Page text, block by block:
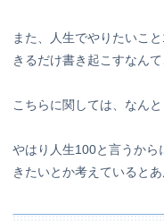
また、人生でやりたいこ
きるだけ書き起こすなんて
こちらに関しては、なん
やはり人生100と言うから
きたいとか考えていると